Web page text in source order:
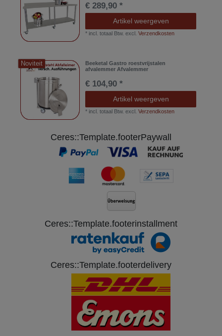
€ 289,90 *
Artikel weergeven
* incl. totaal Btw. excl.Verzendkosten
Noviteit
Beeketal Gastro roestvrijstalen
afvalemmer Afvalemmer
€ 104,90 *
Artikel weergeven
* incl. totaal Btw. excl.Verzendkosten
Ceres::Template.footerPaywall
Ceres::Template.footerinstallment
Ceres::Template.footerdelivery